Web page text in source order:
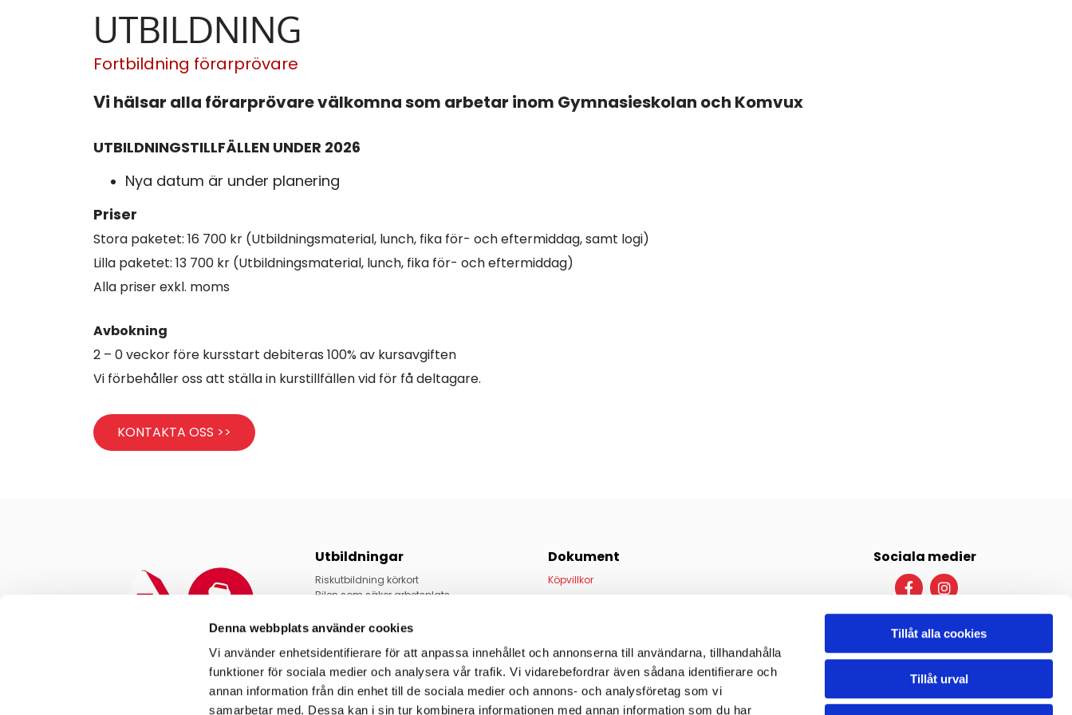
Denna webbplats använder cookies
Vi använder enhetsidentifierare för att anpassa innehållet och annonserna till användarna, tillhandahålla
funktioner för sociala medier och analysera vår trafik. Vi vidarebefordrar även sådana identifierare och
annan information från din enhet till de sociala medier och annons- och analysföretag som vi
samarbetar med. Dessa kan i sin tur kombinera informationen med annan information som du har
Tillåt alla cookies
Tillåt urval
UTBILDNING
Fortbildning förarprövare
Vi hälsar alla förarprövare välkomna som arbetar inom Gymnasieskolan och Komvux
UTBILDNINGSTILLFÄLLEN UNDER 2026
Nya datum är under planering
Priser
Stora paketet: 16 700 kr (Utbildningsmaterial, lunch, fika för- och eftermiddag, samt logi)
Lilla paketet: 13 700 kr (Utbildningsmaterial, lunch, fika för- och eftermiddag)
Alla priser exkl. moms
Avbokning
2 – 0 veckor före kursstart debiteras 100% av kursavgiften
Vi förbehåller oss att ställa in kurstillfällen vid för få deltagare.
KONTAKTA OSS >>
023-705570
Utbildningar
Riskutbildning körkort
Bilen som säker arbetsplats
Fortbildning förarprövare
Servicearbete på väg
Sparsam körning med Eco2 Trainer
Lastsäkring
Dokument
Köpvillkor
Företagsinformation
Vi finns även i Söderhamn, besök oss gärna!
Säker Trafik Dalarna AB
Adress: Kniptjärnsberget 8, 791 93 Falun
Sociala medier